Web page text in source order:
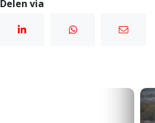
Delen via